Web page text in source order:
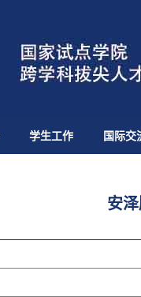
学生工作 国际交
安